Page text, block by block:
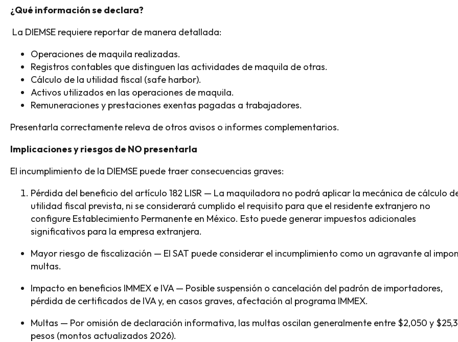
¿Qué información se declara?
La DIEMSE requiere reportar de manera detallada:
Operaciones de maquila realizadas.
Registros contables que distinguen las actividades de maquila de otras.
Cálculo de la utilidad fiscal (safe harbor).
Activos utilizados en las operaciones de maquila.
Remuneraciones y prestaciones exentas pagadas a trabajadores.
Presentarla correctamente releva de otros avisos o informes complementarios.
Implicaciones y riesgos de NO presentarla
El incumplimiento de la DIEMSE puede traer consecuencias graves:
Pérdida del beneficio del artículo 182 LISR — La maquiladora no podrá aplicar la mecánica de cálculo
utilidad fiscal prevista, ni se considerará cumplido el requisito para que el residente extranjero no
configure Establecimiento Permanente en México. Esto puede generar impuestos adicionales
significativos para la empresa extranjera.
Mayor riesgo de fiscalización — El SAT puede considerar el incumplimiento como un agravante al
multas.
Impacto en beneficios IMMEX e IVA — Posible suspensión o cancelación del padrón de importadores,
pérdida de certificados de IVA y, en casos graves, afectación al programa IMMEX.
Multas — Por omisión de declaración informativa, las multas oscilan generalmente entre $2,050 y
pesos (montos actualizados 2026).